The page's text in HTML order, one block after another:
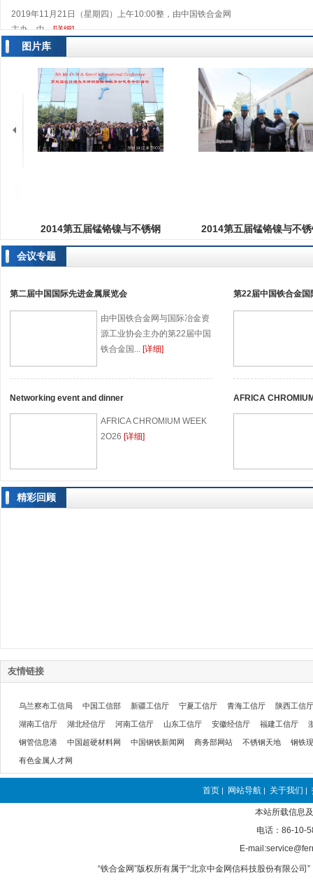
2019年11月21日（星期四）上午10:00整，由中国铁合金网
主办，中... [详细]
图片库
2014第五届锰铬镍与不锈钢
2014第五届锰铬镍与不
会议专题
第22届中国铁合金国
AFRICA
第二届中国国际先进金属展览会
由中国铁合金网与国际冶金资
源工业协会主办的第22届中国
铁合金国... [详细]
Networking event and dinner
AFRICA CHROMIUM WEEK
2O26 [详细]
精彩回顾
友情链接
乌兰察布工信局 中国工信部 新疆工信厅 宁夏工信厅 青海工信厅 陕西工信厅
湖南工信厅 湖北经信厅 河南工信厅 山东工信厅 安徽经信厅 福建工信厅
钢管信息港 中国超硬材料网 中国钢铁新闻网 商务部网站 不锈钢天地 钢铁
有色金属人才网
首页 | 网站导航 | 关于我们 |
本站所载信息
电话：86-10-
E-
“铁合金网”版权所有属于“北京中金网信科技股份有限公司